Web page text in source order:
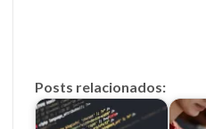
Posts relacionados: